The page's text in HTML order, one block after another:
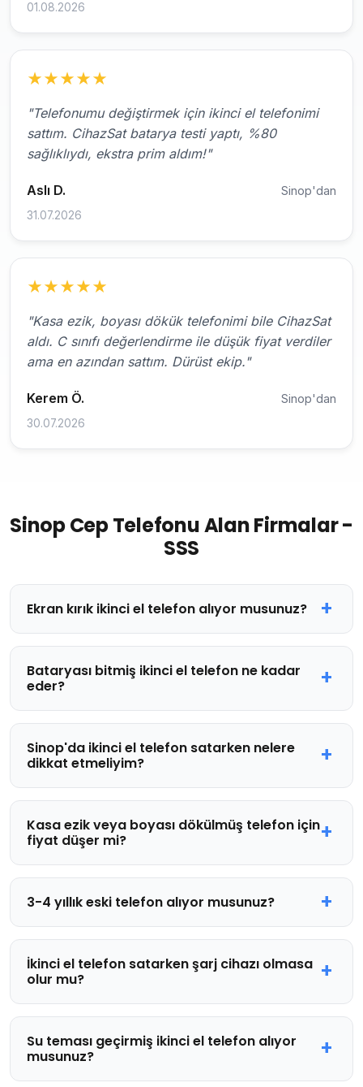
01.08.2026
★★★★★
"Telefonumu değiştirmek için ikinci el telefonimi
sattım. CihazSat batarya testi yaptı, %80
sağlıklıydı, ekstra prim aldım!"
Aslı D. Sinop'dan
31.07.2026
★★★★★
"Kasa ezik, boyası dökük telefonimi bile CihazSat
aldı. C sınıfı değerlendirme ile düşük fiyat verdiler
ama en azından sattım. Dürüst ekip."
Kerem Ö. Sinop'dan
30.07.2026
Sinop Cep Telefonu Alan Firmalar -
SSS
Ekran kırık ikinci el telefon alıyor musunuz?
Bataryası bitmiş ikinci el telefon ne kadar
eder?
Sinop'da ikinci el telefon satarken nelere
dikkat etmeliyim?
Kasa ezik veya boyası dökülmüş telefon için
fiyat düşer mi?
3-4 yıllık eski telefon alıyor musunuz?
İkinci el telefon satarken şarj cihazı olmasa
olur mu?
Su teması geçirmiş ikinci el telefon alıyor
musunuz?